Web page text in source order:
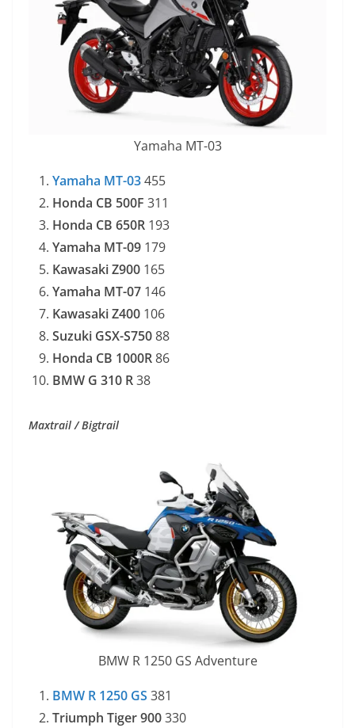
Yamaha MT-03
Yamaha MT-03455
Honda CB 500F 311
Honda CB 650R 193
Yamaha MT-09 179
Kawasaki Z900 165
Yamaha MT-07 146
Kawasaki Z400 106
Suzuki GSX-S75088
Honda CB 1000R86
BMW G 310 R38
Maxtrail / Bigtrail
BMW R 1250 GS Adventure
BMW R 1250 GS 381
Triumph Tiger 900330